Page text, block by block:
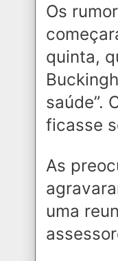
Os
quinta,
saúde”.
ficasse
As
uma